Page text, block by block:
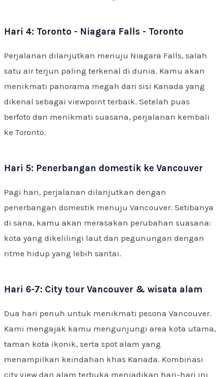
Hari 4: Toronto - Niagara Falls - Toronto
Perjalanan dilanjutkan menuju Niagara Falls, salah
satu air terjun paling terkenal di dunia. Kamu akan
menikmati panorama megah dari sisi Kanada yang
dikenal sebagai viewpoint terbaik. Setelah puas
berfoto dan menikmati suasana, perjalanan kembali
ke Toronto.
Hari 5: Penerbangan domestik ke Vancouver
Pagi hari, perjalanan dilanjutkan dengan
penerbangan domestik menuju Vancouver. Setibanya
di sana, kamu akan merasakan perubahan suasana:
kota yang dikelilingi laut dan pegunungan dengan
ritme hidup yang lebih santai.
Hari 6-7: City tour Vancouver & wisata alam
Dua hari penuh untuk menikmati pesona Vancouver.
Kami mengajak kamu mengunjungi area kota utama,
taman kota ikonik, serta spot alam yang
menampilkan keindahan khas Kanada. Kombinasi
city view dan alam terbuka menjadikan hari-hari ini